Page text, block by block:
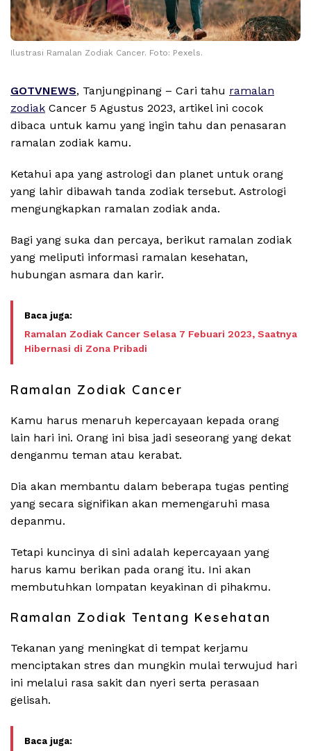
Ilustrasi Ramalan Zodiak Cancer. Foto: Pexels.
GOTVNEWS, Tanjungpinang – Cari tahu ramalan
zodiak Cancer 5 Agustus 2023, artikel ini cocok
dibaca untuk kamu yang ingin tahu dan penasaran
ramalan zodiak kamu.
Ketahui apa yang astrologi dan planet untuk orang
yang lahir dibawah tanda zodiak tersebut. Astrologi
mengungkapkan ramalan zodiak anda.
Bagi yang suka dan percaya, berikut ramalan zodiak
yang meliputi informasi ramalan kesehatan,
hubungan asmara dan karir.
Ramalan Zodiak Cancer Selasa 7 Febuari 2023, Saatnya
Hibernasi di Zona Pribadi
Ramalan Zodiak Cancer
Kamu harus menaruh kepercayaan kepada orang
lain hari ini. Orang ini bisa jadi seseorang yang dekat
denganmu teman atau kerabat.
Dia akan membantu dalam beberapa tugas penting
yang secara signifikan akan memengaruhi masa
depanmu.
Tetapi kuncinya di sini adalah kepercayaan yang
harus kamu berikan pada orang itu. Ini akan
membutuhkan lompatan keyakinan di pihakmu.
Ramalan Zodiak Tentang Kesehatan
Tekanan yang meningkat di tempat kerjamu
menciptakan stres dan mungkin mulai terwujud hari
ini melalui rasa sakit dan nyeri serta perasaan
gelisah.